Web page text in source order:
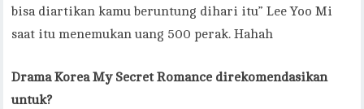
bisa diartikan kamu beruntung dihari itu” Lee Yoo Mi
saat itu menemukan uang 500 perak. Hahah
Drama Korea My Secret Romance direkomendasikan
untuk?